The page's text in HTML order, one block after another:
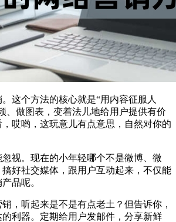
这个方法的核心就是“用内容征服人
、做图表，变着法儿地给用户提供有价
哎哟，这玩意儿有点意思，自然对你的
视。现在的小年轻哪个不是微博、微
好社交媒体，跟用户互动起来，不仅能
品呢。
，听起来是不是有点老土？但告诉你，
利器。定期给用户发邮件，分享新鲜